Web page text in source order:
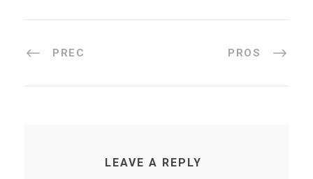
PREC PROS
LEAVE A REPLY